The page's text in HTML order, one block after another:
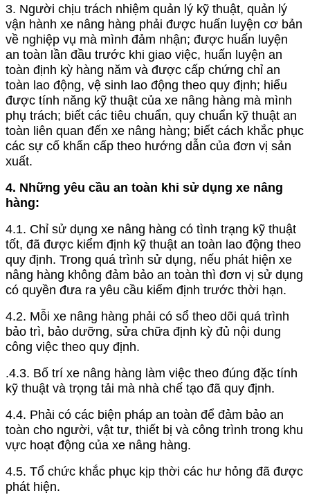
3. Người chịu trách nhiệm quản lý kỹ thuật, quản lý
vận hành xe nâng hàng phải được huấn luyện cơ bản
về nghiệp vụ mà mình đảm nhận; được huấn luyện
an toàn lần đầu trước khi giao việc, huấn luyện an
toàn định kỳ hàng năm và được cấp chứng chỉ an
toàn lao động, vệ sinh lao động theo quy định; hiểu
được tính năng kỹ thuật của xe nâng hàng mà mình
phụ trách; biết các tiêu chuẩn, quy chuẩn kỹ thuật an
toàn liên quan đến xe nâng hàng; biết cách khắc phục
các sự cố khẩn cấp theo hướng dẫn của đơn vị sản
xuất.
4. Những yêu cầu an toàn khi sử dụng xe nâng
hàng:
4.1. Chỉ sử dụng xe nâng hàng có tình trạng kỹ thuật
tốt, đã được kiểm định kỹ thuật an toàn lao động theo
quy định. Trong quá trình sử dụng, nếu phát hiện xe
nâng hàng không đảm bảo an toàn thì đơn vị sử dụng
có quyền đưa ra yêu cầu kiểm định trước thời hạn.
4.2. Mỗi xe nâng hàng phải có sổ theo dõi quá trình
bảo trì, bảo dưỡng, sửa chữa định kỳ đủ nội dung
công việc theo quy định.
.4.3. Bố trí xe nâng hàng làm việc theo đúng đặc tính
kỹ thuật và trọng tải mà nhà chế tạo đã quy định.
4.4. Phải có các biện pháp an toàn để đảm bảo an
toàn cho người, vật tư, thiết bị và công trình trong khu
vực hoạt động của xe nâng hàng.
4.5. Tổ chức khắc phục kịp thời các hư hỏng đã được
phát hiện.